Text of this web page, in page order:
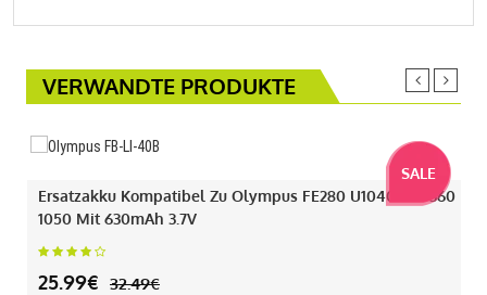
VERWANDTE PRODUKTE
SALE
Ersatzakku Kompatibel Zu Olympus FE280 U1040 330 360
1050 Mit 630mAh 3.7V
25.99€ 32.49€